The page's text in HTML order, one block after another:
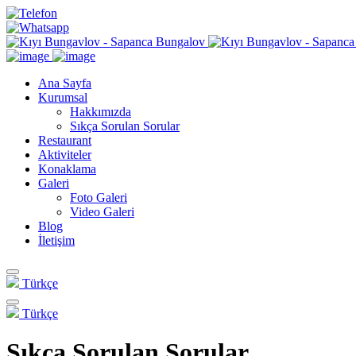
Ana Sayfa
Kurumsal
Hakkımızda
Sıkça Sorulan Sorular
Restaurant
Aktiviteler
Konaklama
Galeri
Foto Galeri
Video Galeri
Blog
İletişim
Türkçe
Türkçe